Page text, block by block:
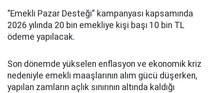
“Emekli Pazar Desteği” kampanyası kapsamında
2026 yılında 20 bin emekliye kişi başı 10 bin TL
ödeme yapılacak.
Son dönemde yükselen enflasyon ve ekonomik kriz
nedeniyle emekli maaşlarının alım gücü düşerken,
yapılan zamların açlık sınırının altında kaldığı